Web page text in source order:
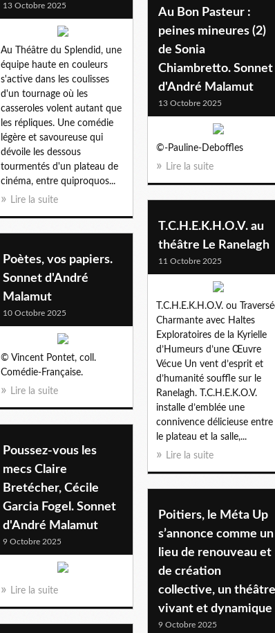
13 Octobre 2025
Au Théâtre du Splendid, une
équipe haute en couleurs
s'active dans les coulisses
d'un tournage où les
casseroles volent autant que
les répliques. Une comédie
légère et savoureuse qui
dévoile les dessous
tourmentés d'un plateau de
cinéma, entre quiproquos...
Lire la suite
Au Bon Pasteur :
peines mineures (2)
de Sonia
Chiambretto. Sonnet
d'André Malamut
13 Octobre 2025
©-Pauline-Deboffles
Lire la suite
T.C.H.E.K.H.O.V. au
théâtre Le Ranelagh
11 Octobre 2025
T.C.H.E.K.H.O.V. ou
Charmante avec Haltes
Exploratoires de la Kyrielle
d’Humeurs d’une Œuvre
Vécue Un vent d’esprit et
d’humanité souffle sur le
Ranelagh. T.C.H.E.K.O.V.
installe d’emblée une
connivence délicieuse entre
le plateau et la salle,...
Lire la suite
Poètes, vos papiers.
Sonnet d'André
Malamut
10 Octobre 2025
© Vincent Pontet, coll.
Comédie-Française.
Lire la suite
Poussez-vous les
mecs Claire
Bretécher, Cécile
Garcia Fogel. Sonnet
d'André Malamut
9 Octobre 2025
Lire la suite
Poitiers, le Méta Up
s’annonce comme un
lieu de renouveau et
de création
collective, un théâtre
vivant et dynamique
9 Octobre 2025